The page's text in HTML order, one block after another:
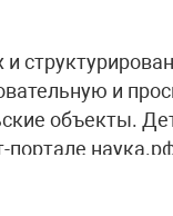
и
объекты.